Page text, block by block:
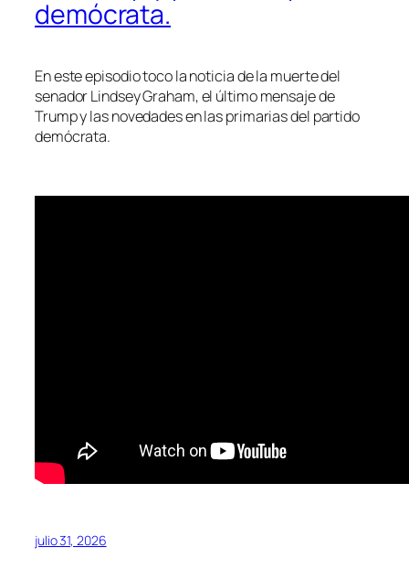
demócrata.
En este episodio toco la noticia de la muerte del
senador Lindsey Graham, el último mensaje de
Trump y las novedades en las primarias del partido
demócrata.
julio 31, 2026